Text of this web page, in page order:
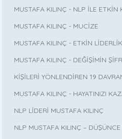
MUSTAFA KILINÇ - NLP İLE ETKİN
MUSTAFA KILINÇ - MUCİZE
MUSTAFA KILINÇ - ETKİN LİDERLİK
MUSTAFA KILINÇ - DEĞİŞİMİN
KİŞİLERİ YÖNLENDİREN 19
MUSTAFA KILINÇ - HAYATINIZI
NLP LİDERİ MUSTAFA KILINÇ
NLP MUSTAFA KILINÇ –